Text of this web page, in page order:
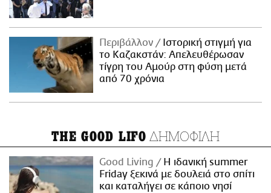
Περιβάλλον
Ιστορική στιγμή για
το Καζακστάν: Απελευθέρωσαν
τίγρη του Αμούρ στη φύση μετά
από 70 χρόνια
THE GOOD LIFO ΔΗΜΟΦΙΛΗ
Good Living
Η ιδανική summer
Friday ξεκινά με δουλειά στο σπίτι
και καταλήγει σε κάποιο νησί